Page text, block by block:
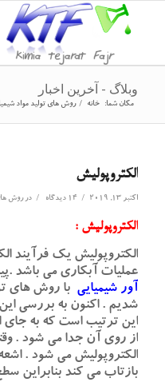
وبلاگ - آخرین اخبار
مکان شما: خانه / روش های تولید مواد
الکتروپولیش
اکتبر 13, 2019 / 14 دیدگاه / درروش
الکتروپولیش :
الکتروپولیش یک فرآیند
عملیات آبکاری می باشد
آور شیمیایی با روش های
شدیم . اکنون به بررسی
این ترتیب است که به جای
از روی آن جدا می شود .
الکتروپولیش می شود .
بازتاب می کند بنابراین